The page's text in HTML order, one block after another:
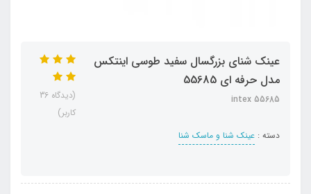
عینک شنای بزرگسال سفید طوسی اینتکس
مدل حرفه ای 55685
intex 55685
دسته : عینک شنا و ماسک شنا
(دیدگاه 36
کاربر)